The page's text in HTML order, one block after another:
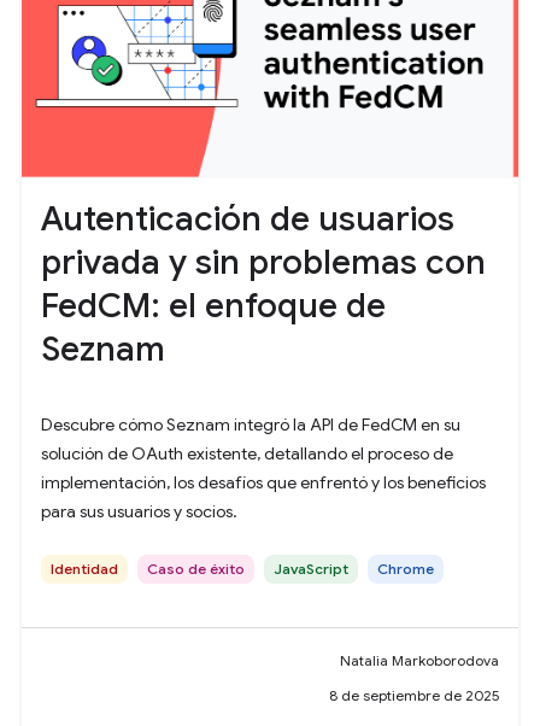
Autenticación de usuarios
privada y sin problemas con
FedCM: el enfoque de
Seznam
Descubre cómo Seznam integró la API de FedCM en su
solución de OAuth existente, detallando el proceso de
implementación, los desafíos que enfrentó y los beneficios
para sus usuarios y socios.
Identidad Caso de éxito JavaScript Chrome
Natalia Markoborodova
8 de septiembre de 2025